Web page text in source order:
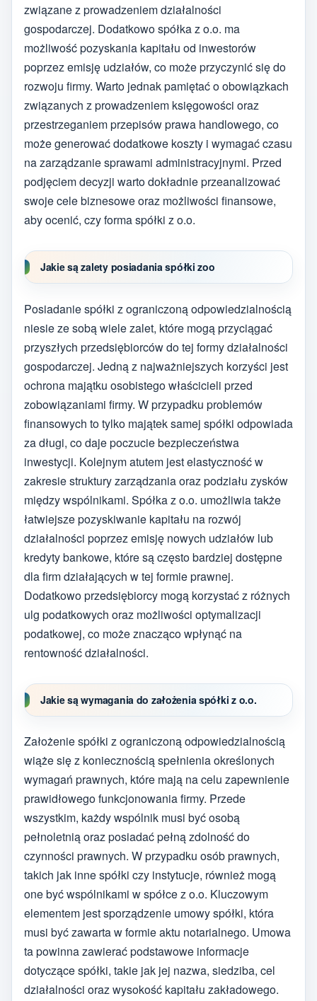
związane z prowadzeniem działalności
gospodarczej. Dodatkowo spółka z o.o. ma
możliwość pozyskania kapitału od inwestorów
poprzez emisję udziałów, co może przyczynić się do
rozwoju firmy. Warto jednak pamiętać o obowiązkach
związanych z prowadzeniem księgowości oraz
przestrzeganiem przepisów prawa handlowego, co
może generować dodatkowe koszty i wymagać czasu
na zarządzanie sprawami administracyjnymi. Przed
podjęciem decyzji warto dokładnie przeanalizować
swoje cele biznesowe oraz możliwości finansowe,
aby ocenić, czy forma spółki z o.o.
Jakie są zalety posiadania spółki zoo
Posiadanie spółki z ograniczoną odpowiedzialnością
niesie ze sobą wiele zalet, które mogą przyciągać
przyszłych przedsiębiorców do tej formy działalności
gospodarczej. Jedną z najważniejszych korzyści jest
ochrona majątku osobistego właścicieli przed
zobowiązaniami firmy. W przypadku problemów
finansowych to tylko majątek samej spółki odpowiada
za długi, co daje poczucie bezpieczeństwa
inwestycji. Kolejnym atutem jest elastyczność w
zakresie struktury zarządzania oraz podziału zysków
między wspólnikami. Spółka z o.o. umożliwia także
łatwiejsze pozyskiwanie kapitału na rozwój
działalności poprzez emisję nowych udziałów lub
kredyty bankowe, które są często bardziej dostępne
dla firm działających w tej formie prawnej.
Dodatkowo przedsiębiorcy mogą korzystać z różnych
ulg podatkowych oraz możliwości optymalizacji
podatkowej, co może znacząco wpłynąć na
rentowność działalności.
Jakie są wymagania do założenia spółki z o.o.
Założenie spółki z ograniczoną odpowiedzialnością
wiąże się z koniecznością spełnienia określonych
wymagań prawnych, które mają na celu zapewnienie
prawidłowego funkcjonowania firmy. Przede
wszystkim, każdy wspólnik musi być osobą
pełnoletnią oraz posiadać pełną zdolność do
czynności prawnych. W przypadku osób prawnych,
takich jak inne spółki czy instytucje, również mogą
one być wspólnikami w spółce z o.o. Kluczowym
elementem jest sporządzenie umowy spółki, która
musi być zawarta w formie aktu notarialnego. Umowa
ta powinna zawierać podstawowe informacje
dotyczące spółki, takie jak jej nazwa, siedziba, cel
działalności oraz wysokość kapitału zakładowego.